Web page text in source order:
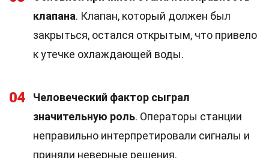
клапана. Клапан, который должен был
закрыться, остался открытым, что привело
к утечке охлаждающей воды.
04
Человеческий фактор сыграл
значительную роль. Операторы станции
неправильно интерпретировали сигналы и
приняли неверные решения.